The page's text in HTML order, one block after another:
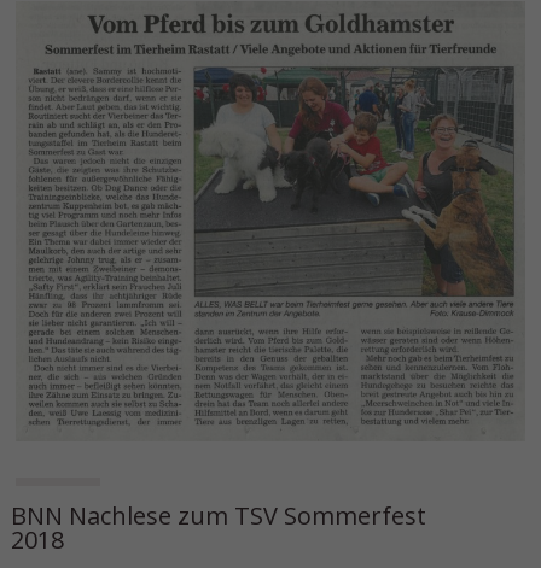
BNN Nachlese zum TSV Sommerfest
2018